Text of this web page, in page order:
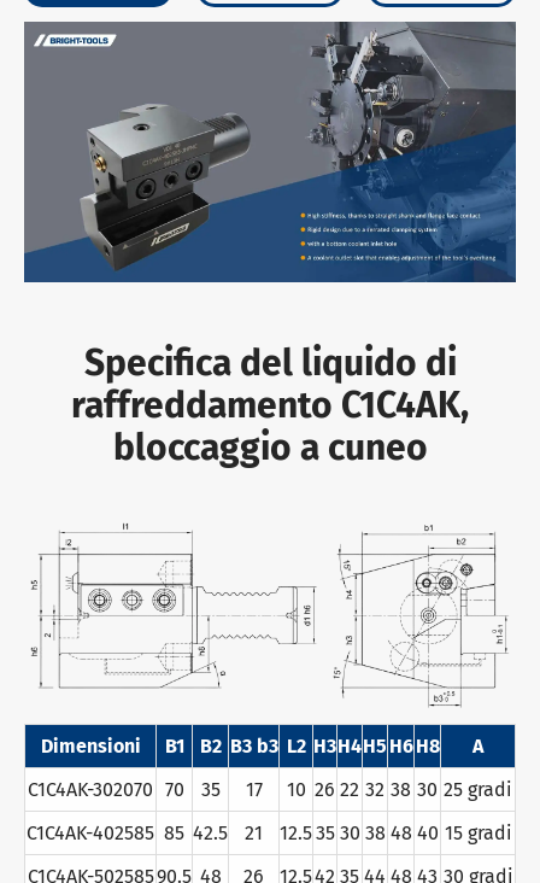
Specifica del liquido di
raffreddamento C1C4AK,
bloccaggio a cuneo
Dimensioni B1 B2 B3 b3 L2 H3H4H5 H6H8
A
C1C4AK-302070 70 35 17 10 26 22 32 38 30 25 gradi
C1C4AK-402585 85 42.5 21 12.535 30 38 48 40 15 gradi
C1C4AK-50258590.5 48 26 12.542 35 44 48 43 30 gradi